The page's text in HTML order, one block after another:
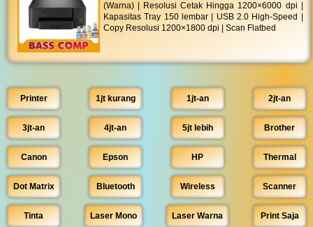
(Warna) | Resolusi Cetak Hingga 1200×6000 dpi |
Kapasitas Tray 150 lembar | USB 2.0 High-Speed |
Copy Resolusi 1200×1800 dpi | Scan Flatbed
Printer 1jt kurang 1jt-an 2jt-an
3jt-an 4jt-an 5jt lebih Brother
Canon Epson HP Thermal
Dot Matrix Bluetooth Wireless Scanner
Tinta Laser Mono Laser Warna Print Saja